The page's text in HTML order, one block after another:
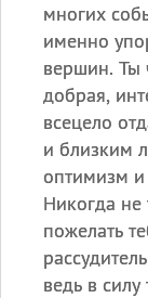
многих
именно
вершин. Ты
добрая,
всецело
и близким
оптимизм и
Никогда не
пожелать
ведь в силу